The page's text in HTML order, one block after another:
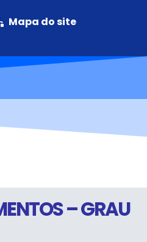
Mapa do site
– GRAU